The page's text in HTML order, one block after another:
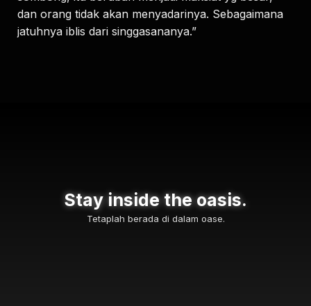
dan orang tidak akan menyadarinya. Sebagaimana
jatuhnya iblis dari singgasananya.”
Stay inside the oasis.
Tetaplah berada di dalam oase.